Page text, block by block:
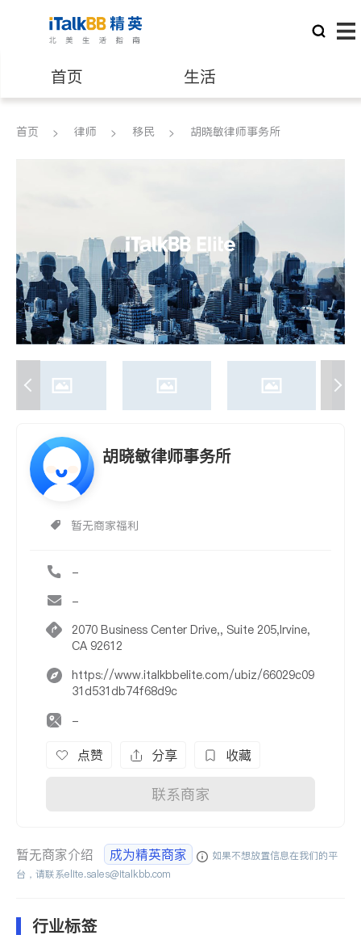
首页 生活
医生 律师
养老 非盈利组织
首页 律师 移民 胡晓敏律师事务所
胡晓敏律师事务所
暂无商家福利
-
-
2070 Business Center Drive,, Suite 205,Irvine,
CA 92612
https://www.italkbbelite.com/ubiz/66029c09
31d531db74f68d9c
-
点赞 分享 收藏
联系商家
暂无商家介绍 成为精英商家
如果不想放置信息在我们的平
台，请联系elite.sales@italkbb.com
行业标签